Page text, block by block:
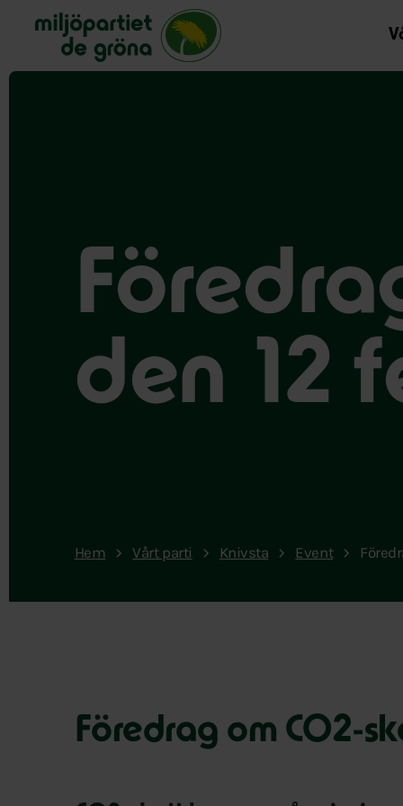
Miljöpartiet de gröna, startsida
den 12
Hem Vårt parti Knivsta Event
Föredrag om CO2-